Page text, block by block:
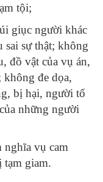
tội;
giục người khác
sai sự thật; không
đồ vật của vụ án,
không đe dọa,
bị hại, người tố
những người
nghĩa vụ cam
giam.